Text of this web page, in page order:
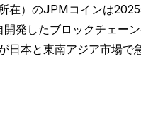
在）のJPMコインは
発したブロックチェー
本と東南アジア市場